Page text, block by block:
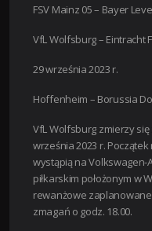
FSV Mainz 05 – Bayer
VfL Wolfsburg – Eintracht
29 września 2023 r.
Hoffenheim – Borussia
VfL Wolfsburg zmierzy
września 2023 r.
wystąpią na Volkswagen-
piłkarskim położonym w
rewanżowe zaplanowane
zmagań o godz. 18.00.